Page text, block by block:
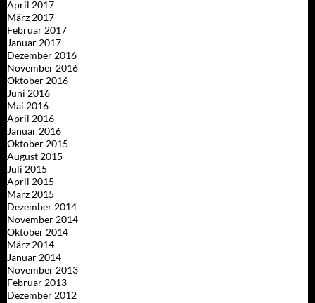
April 2017
März 2017
Februar 2017
Januar 2017
Dezember 2016
November 2016
Oktober 2016
Juni 2016
Mai 2016
April 2016
Januar 2016
Oktober 2015
August 2015
Juli 2015
April 2015
März 2015
Dezember 2014
November 2014
Oktober 2014
März 2014
Januar 2014
November 2013
Februar 2013
Dezember 2012